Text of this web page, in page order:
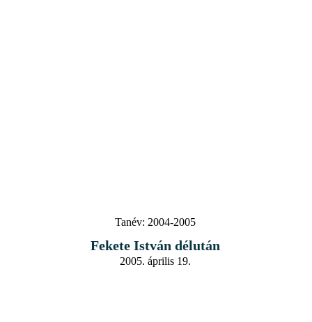
Tanév: 2004-2005
Fekete István délután
2005. április 19.